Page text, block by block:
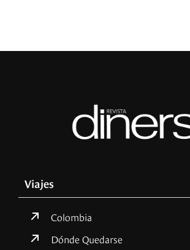
Viajes
Colombia
Dónde Quedarse